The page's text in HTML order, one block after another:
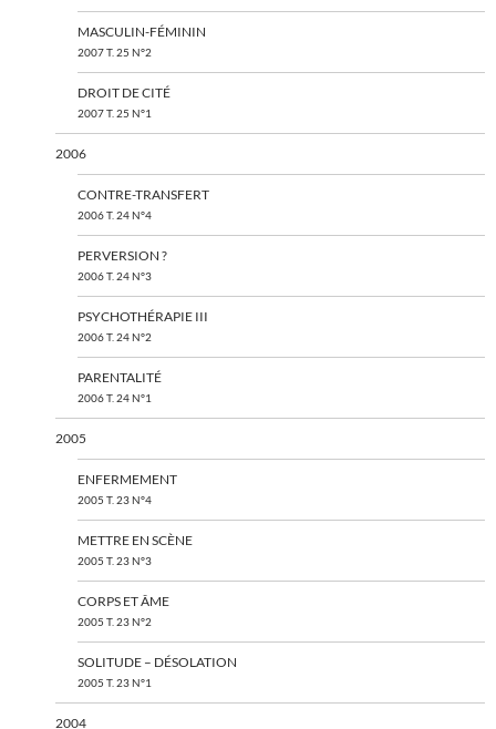
MASCULIN-FÉMININ
2007 T. 25 N°2
DROIT DE CITÉ
2007 T. 25 N°1
2006
CONTRE-TRANSFERT
2006 T. 24 N°4
PERVERSION ?
2006 T. 24 N°3
PSYCHOTHÉRAPIE III
2006 T. 24 N°2
PARENTALITÉ
2006 T. 24 N°1
2005
ENFERMEMENT
2005 T. 23 N°4
METTRE EN SCÈNE
2005 T. 23 N°3
CORPS ET ÂME
2005 T. 23 N°2
SOLITUDE – DÉSOLATION
2005 T. 23 N°1
2004